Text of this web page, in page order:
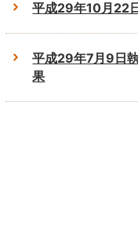
平成29年10月22
平成29年7月9日
果